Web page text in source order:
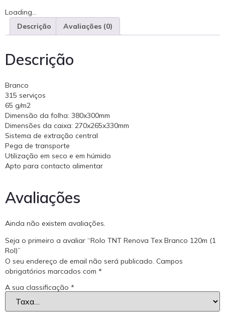
Loading...
Descrição
Avaliações (0)
Descrição
Branco
315 serviços
65 g/m2
Dimensão da folha: 380x300mm
Dimensões da caixa: 270x265x330mm
Sistema de extração central
Pega de transporte
Utilização em seco e em húmido
Apto para contacto alimentar
Avaliações
Ainda não existem avaliações.
Seja o primeiro a avaliar “Rolo TNT Renova Tex Branco 120m (1
Rol)”
O seu endereço de email não será publicado. Campos
obrigatórios marcados com *
A sua classificação *